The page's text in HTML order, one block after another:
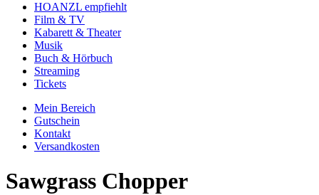
HOANZL empfiehlt
Film & TV
Kabarett & Theater
Musik
Buch & Hörbuch
Streaming
Tickets
Mein Bereich
Gutschein
Kontakt
Versandkosten
Sawgrass Chopper